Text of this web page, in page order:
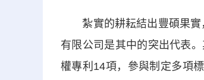
紮實的耕耘結出豐碩果實
有限公司是其中的突出代表
權專利14項，參與制定多項